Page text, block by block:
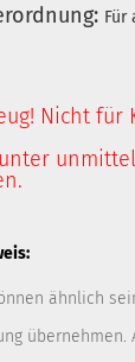
Für
Nicht für
ähnlich
übernehmen.